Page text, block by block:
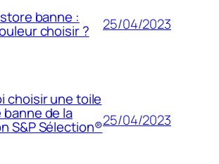
banne :
choisir ? 25/04/2023
choisir une toile
de la
S&P Sélection®25/04/2023